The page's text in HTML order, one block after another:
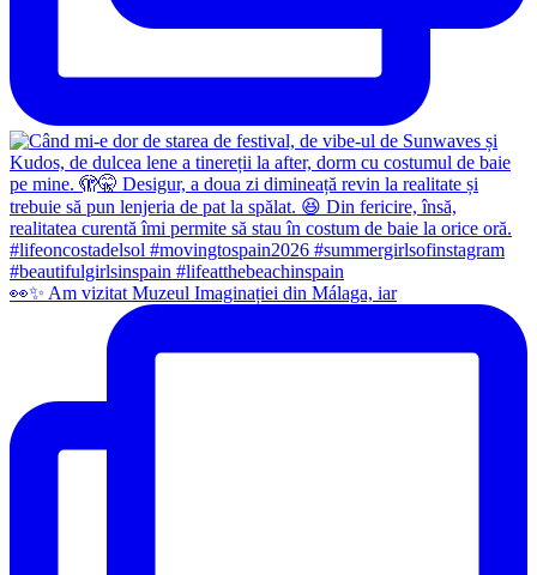
👀✨️ Am vizitat Muzeul Imaginației din Málaga, iar